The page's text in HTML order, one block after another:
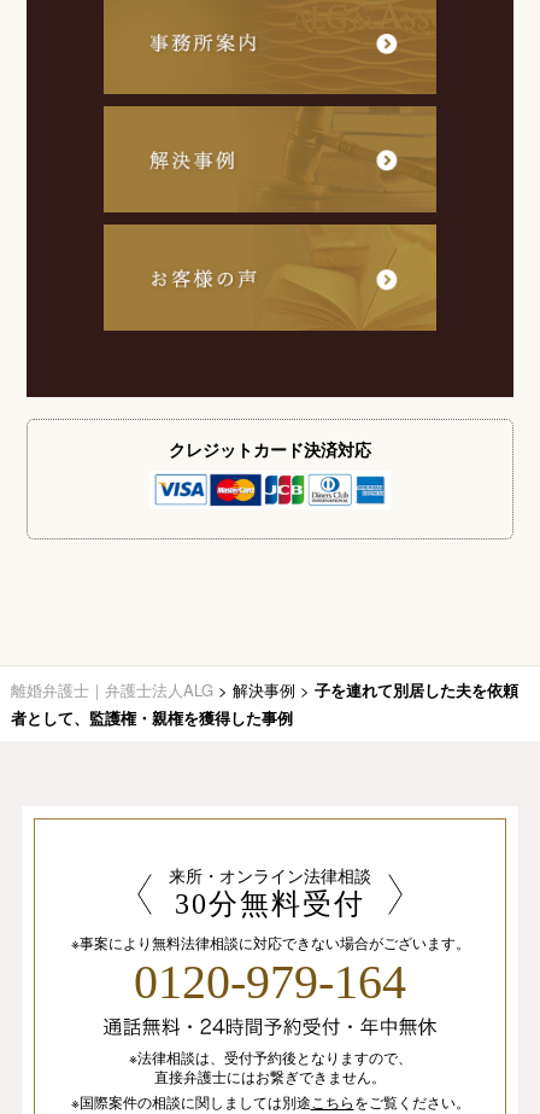
クレジットカード決済対応
離婚弁護士｜弁護士法人ALG > 解決事例 > 子を連れて別居した夫を依頼
者として、監護権・親権を獲得した事例
来所・オンライン法律相談
30分無料受付
※事案により無料法律相談に対応できない場合がございます。
0120-979-164
※法律相談は、 受付予約後となりますので、
直接弁護士にはお繋ぎできません。
※国際案件の相談に関しましては別途 こちらをご覧ください。